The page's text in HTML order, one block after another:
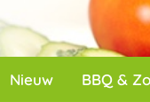
Nieuw BBQ &